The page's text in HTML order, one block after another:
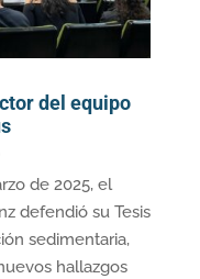
del equipo
de 2025, el
defendió su Tesis
sedimentaria,
hallazgos